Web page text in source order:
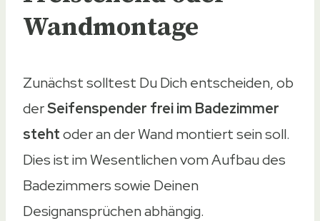
Wandmontage
Zunächst solltest Du Dich entscheiden, ob
derSeifenspender frei im Badezimmer
stehtoder an der Wand montiert sein soll.
Dies ist im Wesentlichen vom Aufbau des
Badezimmers sowie Deinen
Designansprüchen abhängig.